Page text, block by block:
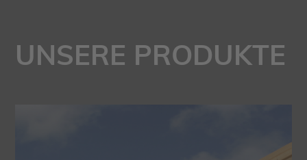
UNSERE PRODUKTE